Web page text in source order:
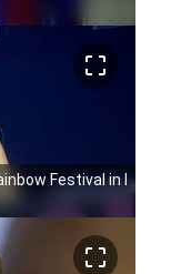
crop_free
Festival in
crop_free